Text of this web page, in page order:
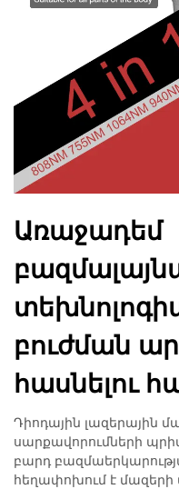
Առաջադեմ
բուժման
հասնելու
Դիոդային լազերային
սարքավորումների
բարդ
հեղափոխում է